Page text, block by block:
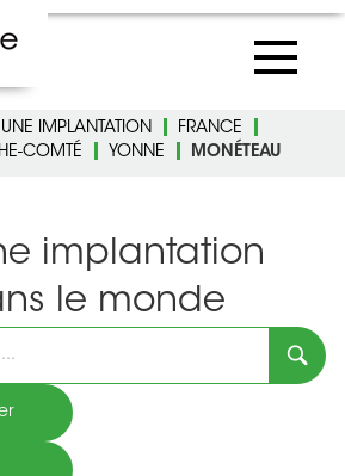
IMPLANTATION
FRANCE
COMTÉ
YONNE MONÉTEAU
implantation
le monde